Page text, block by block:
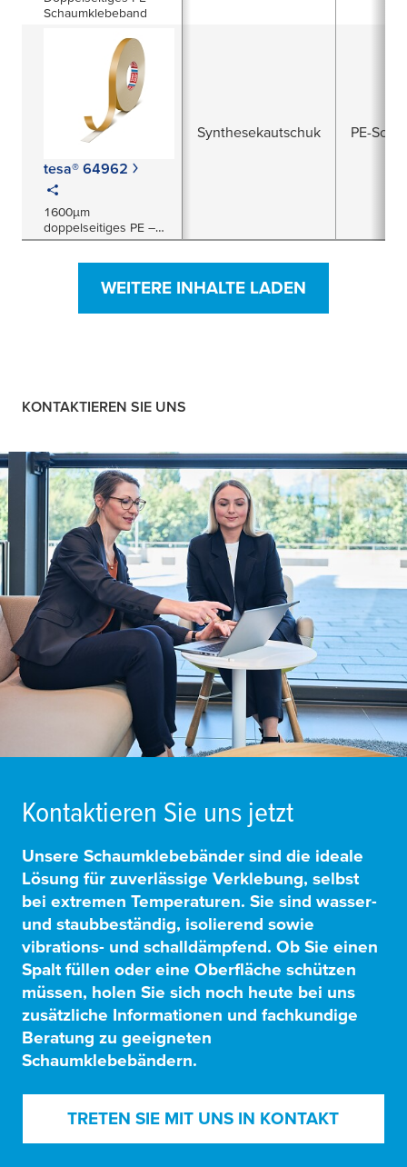
Schaumklebeband
tesa® 64962
1600µm
doppelseitiges PE –
Schaumklebeband
Synthesekautschuk PE-
WEITERE INHALTE LADEN
KONTAKTIEREN SIE UNS
Kontaktieren Sie uns jetzt
Unsere Schaumklebebänder sind die ideale
Lösung für zuverlässige Verklebung, selbst
bei extremen Temperaturen. Sie sind wasser-
und staubbeständig, isolierend sowie
vibrations- und schalldämpfend. Ob Sie einen
Spalt füllen oder eine Oberfläche schützen
müssen, holen Sie sich noch heute bei uns
zusätzliche Informationen und fachkundige
Beratung zu geeigneten
Schaumklebebändern.
TRETEN SIE MIT UNS IN KONTAKT